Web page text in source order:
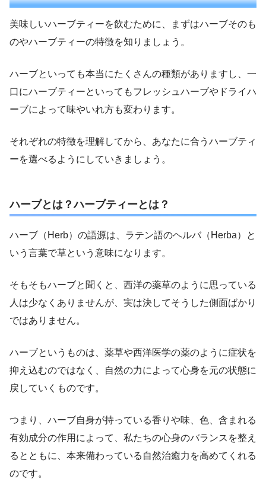
美味しいハーブティーを飲むために、まずはハーブそのも
のやハーブティーの特徴を知りましょう。
ハーブといっても本当にたくさんの種類がありますし、一
口にハーブティーといってもフレッシュハーブやドライハ
ーブによって味やいれ方も変わります。
それぞれの特徴を理解してから、あなたに合うハーブティ
ーを選べるようにしていきましょう。
ハーブとは？ハーブティーとは？
ハーブ（Herb）の語源は、ラテン語のヘルバ（Herba）と
いう言葉で草という意味になります。
そもそもハーブと聞くと、西洋の薬草のように思っている
人は少なくありませんが、実は決してそうした側面ばかり
ではありません。
ハーブというものは、薬草や西洋医学の薬のように症状を
抑え込むのではなく、自然の力によって心身を元の状態に
戻していくものです。
つまり、ハーブ自身が持っている香りや味、色、含まれる
有効成分の作用によって、私たちの心身のバランスを整え
るとともに、本来備わっている自然治癒力を高めてくれる
のです。